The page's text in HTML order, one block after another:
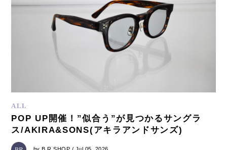
ALL
POP UP開催！”似合う”が見つかるサングラ
ス/AKIRA&SONS(アキラアンドサンズ)